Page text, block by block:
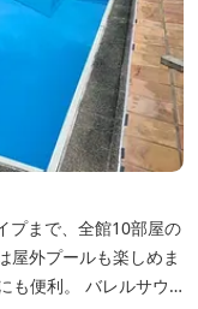
プまで、全館10部屋の
屋外プールも楽しめま
も便利。 バレルサウ